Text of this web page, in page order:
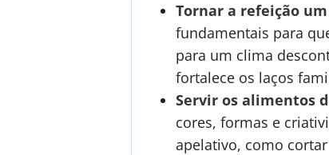
Tornar a refeição
fundamentais para
para um clima
fortalece os laços
Servir os alimentos
cores, formas e
apelativo, como